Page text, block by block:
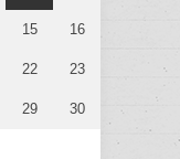
15 16
22 23
29 30